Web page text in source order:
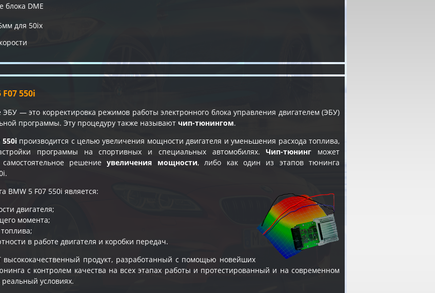
блока DME
для 50ix
550i
— это корректировка режимов работы электронного блока управления двигателем (ЭБУ)
программы. Эту процедуру также называют чип-тюнингом.
производится с целью увеличения мощности двигателя и уменьшения расхода топлива,
программы на спортивных и специальных автомобилях.Чип-тюнинг может
самостоятельное решениеувеличения мощности, либо как один из этаповтюнинга
.
BMW 5 F07 550i является:
двигателя;
момента;
в работе двигателя и коробки передач.
продукт, разработанный с помощью новейших
с контролем качества на всех этапах работы и протестированный и на современном
условиях.